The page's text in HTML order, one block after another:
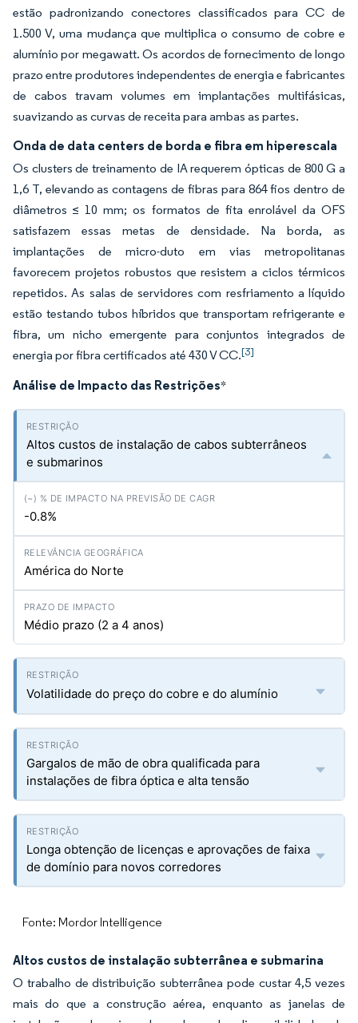
estão padronizando conectores classificados para CC de
1.500 V, uma mudança que multiplica o consumo de cobre e
alumínio por megawatt. Os acordos de fornecimento de longo
prazo entre produtores independentes de energia e fabricantes
de cabos travam volumes em implantações multifásicas,
suavizando as curvas de receita para ambas as partes.
Onda de data centers de borda e fibra em hiperescala
Os clusters de treinamento de IA requerem ópticas de 800 G a
1,6 T, elevando as contagens de fibras para 864 fios dentro de
diâmetros ≤ 10 mm; os formatos de fita enrolável da OFS
satisfazem essas metas de densidade. Na borda, as
implantações de micro-duto em vias metropolitanas
favorecem projetos robustos que resistem a ciclos térmicos
repetidos. As salas de servidores com resfriamento a líquido
estão testando tubos híbridos que transportam refrigerante e
fibra, um nicho emergente para conjuntos integrados de
energia por fibra certificados até 430 V CC.[3]
Análise de Impacto das Restrições*
Altos custos de instalação de cabos subterrâneos
e submarinos
-0.8%
América do Norte
Médio prazo (2 a 4 anos)
Volatilidade do preço do cobre e do alumínio
Gargalos de mão de obra qualificada para
instalações de fibra óptica e alta tensão
Longa obtenção de licenças e aprovações de faixa
de domínio para novos corredores
Fonte: Mordor Intelligence
Altos custos de instalação subterrânea e submarina
O trabalho de distribuição subterrânea pode custar 4,5 vezes
mais do que a construção aérea, enquanto as janelas de